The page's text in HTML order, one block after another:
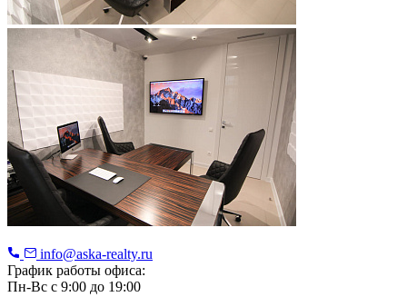
info@aska-realty.ru
График работы офиса:
Пн-Вс с 9:00 до 19:00